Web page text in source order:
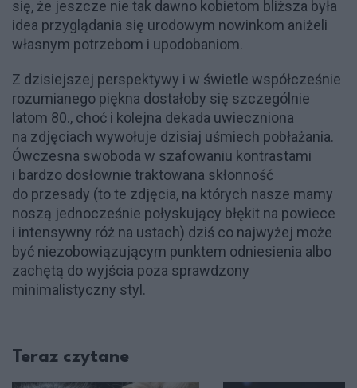
się, że jeszcze nie tak dawno kobietom bliższa była
idea przyglądania się urodowym nowinkom aniżeli
własnym potrzebom i upodobaniom.
Z dzisiejszej perspektywy i w świetle współcześnie
rozumianego piękna dostałoby się szczególnie
latom 80., choć i kolejna dekada uwieczniona
na zdjęciach wywołuje dzisiaj uśmiech pobłażania.
Ówczesna swoboda w szafowaniu kontrastami
i bardzo dosłownie traktowana skłonność
do przesady (to te zdjęcia, na których nasze mamy
noszą jednocześnie połyskujący błękit na powiece
i intensywny róż na ustach) dziś co najwyżej może
być niezobowiązującym punktem odniesienia albo
zachętą do wyjścia poza sprawdzony
minimalistyczny styl.
Teraz czytane